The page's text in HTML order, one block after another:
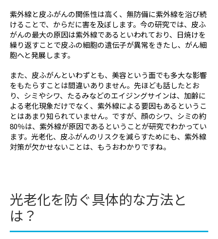
紫外線と皮ふがんの関係性は高く、無防備に紫外線を浴び続
けることで、からだに害を及ぼします。今の研究では、皮ふ
がんの最大の原因は紫外線であるといわれており、日焼けを
繰り返すことで皮ふの細胞の遺伝子が異常をきたし、がん細
胞へと発展します。
また、皮ふがんといわずとも、美容という面でも多大な影響
をもたらすことは間違いありません。先ほども話したとお
り、シミやシワ、たるみなどのエイジングサインは、加齢に
よる老化現象だけでなく、紫外線による要因もあるというこ
とはあまり知られていません。ですが、顔のシワ、シミの約
80％は、紫外線が原因であるということが研究でわかってい
ます。光老化、皮ふがんのリスクを減らすためにも、紫外線
対策が欠かせないことは、もうおわかりですね。
光老化を防ぐ具体的な方法と
は？